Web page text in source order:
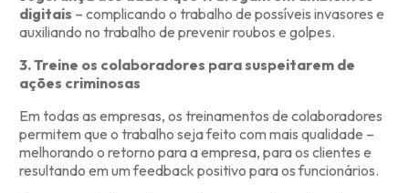
digitais – complicando o trabalho de possíveis invasores e
auxiliando no trabalho de prevenir roubos e golpes.
3. Treine os colaboradores para suspeitarem de
ações criminosas
Em todas as empresas, os treinamentos de colaboradores
permitem que o trabalho seja feito com mais qualidade –
melhorando o retorno para a empresa, para os clientes e
resultando em um feedback positivo para os funcionários.